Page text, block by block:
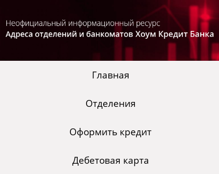
Главная
Отделения
Оформить кредит
Дебетовая карта